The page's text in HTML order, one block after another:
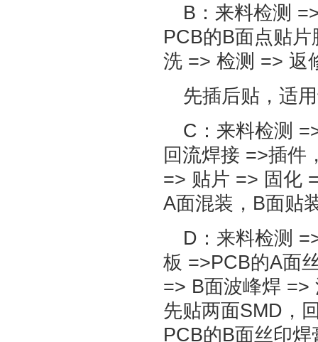
B：来料检测
PCB的B面点贴
洗 => 检测 => 返
先插后贴，适
C：来料检测
回流焊接 =>插件
=> 贴片 => 固化
A面混装，B面贴
D：来料检测
板 =>PCB的A面
=> B面波峰焊 =>
先贴两面SMD，
PCB的B面丝印